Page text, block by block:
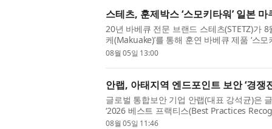
스테츠, 훈제박스 ‘스모키타워’ 일본
20년 바베큐 전문 브랜드 스테츠(STETZ)가
케(Makuake)’를 통해 훈연 바베큐 제품 ‘스
략에 본격적으로 나선다고 밝혔다. 이...
08월 05일 13:00
안랩, 아태지역 엔드포인트 보안 ‘경쟁
글로벌 통합보안 기업 안랩(대표 강석균)은
‘2026 베스트 프랙티스(Best Practices
트 보안 부문 ‘경쟁전략 리더십(Compet...
08월 05일 11:46